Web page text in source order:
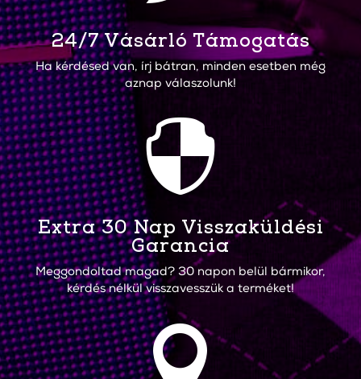
24/7 Vásárló Támogatás
Ha kérdésed van, írj bátran, minden esetben még
aznap válaszolunk!

Extra 30 Nap Visszaküldési
Garancia
Meggondoltad magad? 30 napon belül bármikor,
kérdés nélkül visszavesszük a terméket!
